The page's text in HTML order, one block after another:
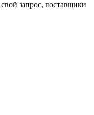
свой запрос, поставщики